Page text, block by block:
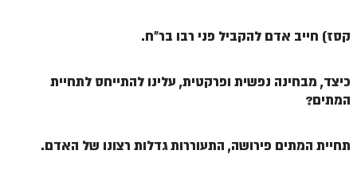
זוהר הקדוש בחוקותי למתקדמים
זוהר במדבר מתחילים
קסז) חייב אדם להקביל פני רבו בר"ח.
כיצד, מבחינה נפשית ופרקטית, עלינו להתייחס לתחיית
המתים?
תחיית המתים פירושה, התעוררות גדלות רצונו של האדם.